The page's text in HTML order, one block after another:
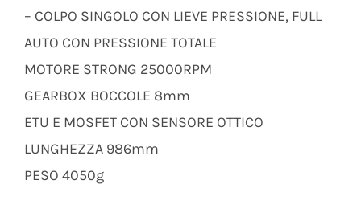
– COLPO SINGOLO CON LIEVE PRESSIONE, FULL
AUTO CON PRESSIONE TOTALE
MOTORE STRONG 25000RPM
GEARBOX BOCCOLE 8mm
ETU E MOSFET CON SENSORE OTTICO
LUNGHEZZA 986mm
PESO 4050g